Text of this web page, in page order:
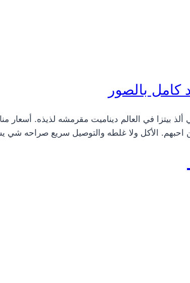
بنسبه لي ألذ بيتزا في العالم ديناميت مقرمشه
احبهم. الأكل ولا غلطه والتوصيل سريع صراحه شي